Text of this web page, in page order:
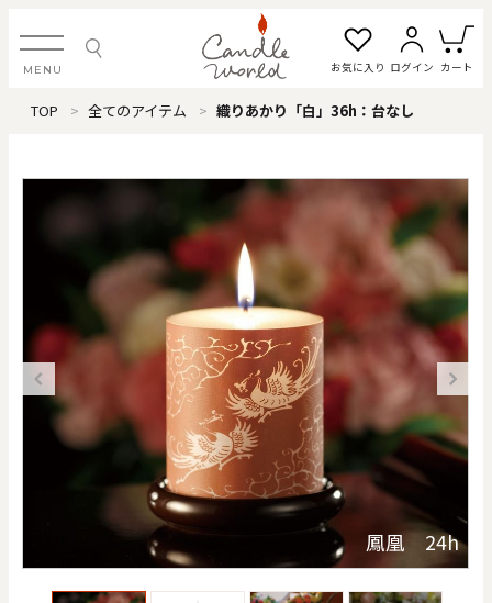
MENU お気に入り ログイン カート
ログイン・新規会員登録
お気に入り一覧 カートを見る
すべてのアイテム
カテゴリから探す
#タグから探す
価格で探す
20000
TOP 全てのアイテム 織りあかり「白」36h：台なし
鳳凰 24h